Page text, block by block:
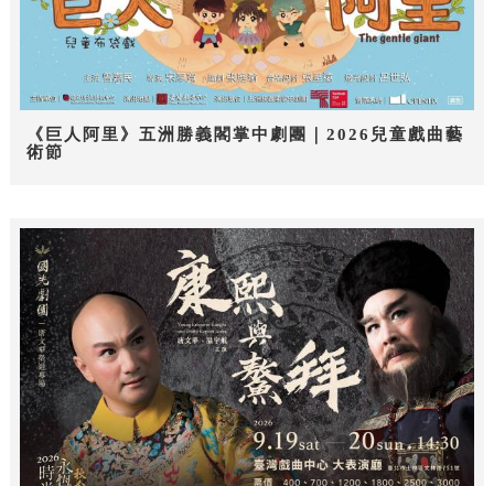
《巨人阿里》五洲勝義閣掌中劇團｜2026兒童戲曲藝
術節